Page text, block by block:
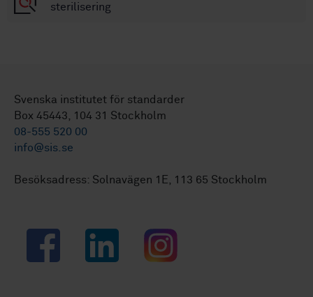
sterilisering
Svenska institutet för standarder
Box 45443, 104 31 Stockholm
08-555 520 00
info@sis.se
Besöksadress: Solnavägen 1E, 113 65 Stockholm
Facebook LinkedIn Instagram